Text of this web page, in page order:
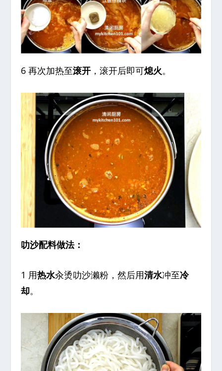
6 再次加热至滚开 ，滚开后即可熄火。
叻沙配料做法：
1 用热水汆烫叻沙濑粉，然后用清水冲至冷
却。